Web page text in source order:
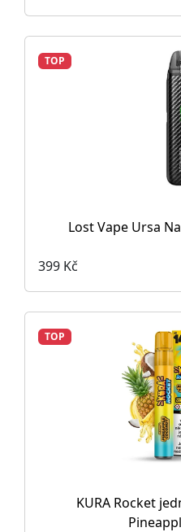
TOP
Lost Vape Ursa
399 Kč
TOP
KURA Rocket